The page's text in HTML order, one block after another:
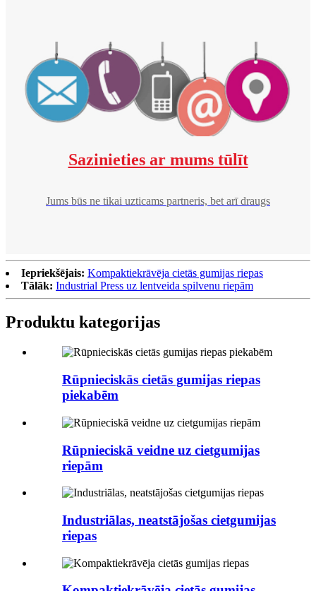
Sazinieties ar mums tūlīt
Jums būs ne tikai uzticams partneris, bet arī draugs
Iepriekšējais: Kompaktiekrāvēja cietās gumijas riepas
Tālāk: Industrial Press uz lentveida spilvenu riepām
Produktu kategorijas
Rūpnieciskās cietās gumijas riepas
piekabēm
Rūpnieciskā veidne uz cietgumijas
riepām
Industriālas, neatstājošas cietgumijas
riepas